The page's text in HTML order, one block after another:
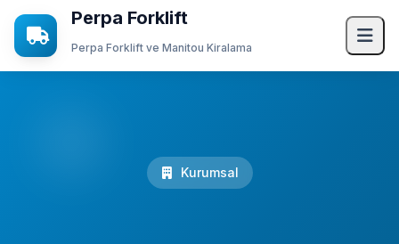
Perpa Forklift
Perpa Forklift ve Manitou Kiralama
Kurumsal